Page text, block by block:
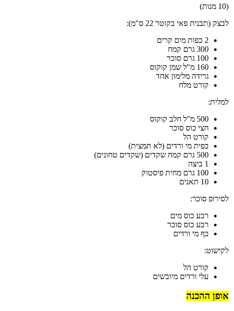
(10 מנות)
לבצק (תבנית פאי בקוטר 22 ס"מ):
2 כפות מים קרים
300 גרם קמח
100 גרם סוכר
160 מ"ל שמן קוקוס
גרידה מלימון אחד
קורט מלח
למלית:
500 מ"ל חלב קוקוס
חצי כוס סוכר
קורט הל
כפית מי ורדים (לא תמצית)
500 גרם קמח שקדים (שקדים טחונים)
1 ביצה
100 גרם מחית פיסטוק
10 תאנים
לסירופ סוכר:
רבע כוס מים
רבע כוס סוכר
כף מי ורדים
לקישוט:
קורט הל
עלי ורדים מיובשים
אופן ההכנה